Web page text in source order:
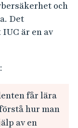
och
Det
är en av
får lära
hur man
av en